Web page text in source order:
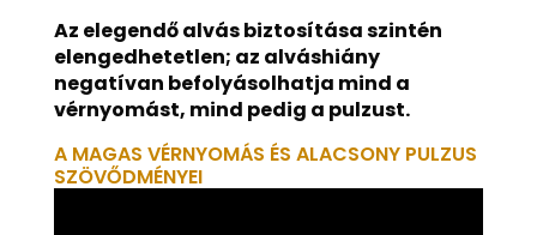
Az elegendő alvás biztosítása szintén
elengedhetetlen; az alváshiány
negatívan befolyásolhatja mind a
vérnyomást, mind pedig a pulzust.
A MAGAS VÉRNYOMÁS ÉS ALACSONY PULZUS
SZÖVŐDMÉNYEI